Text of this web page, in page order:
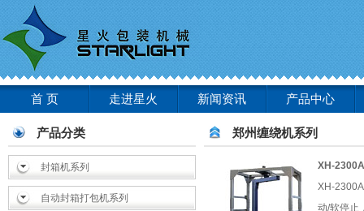
首 页 走进星火 新闻资讯 产品中心
产品分类
封箱机系列
自动封箱打包机系列
郑州缠绕机系列
XH-
XH-
动/软停止